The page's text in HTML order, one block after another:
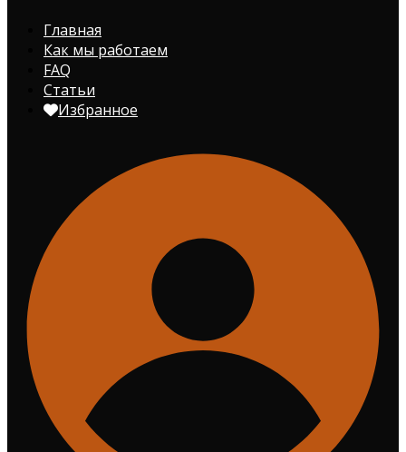
Главная
Как мы работаем
FAQ
Статьи
Избранное